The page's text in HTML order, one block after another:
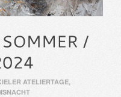
ATELIERTAGE,